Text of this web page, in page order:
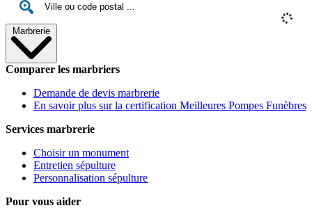
Marbrerie
Comparer les marbriers
Demande de devis marbrerie
En savoir plus sur la certification Meilleures Pompes Funèbres
Services marbrerie
Choisir un monument
Entretien sépulture
Personnalisation sépulture
Pour vous aider